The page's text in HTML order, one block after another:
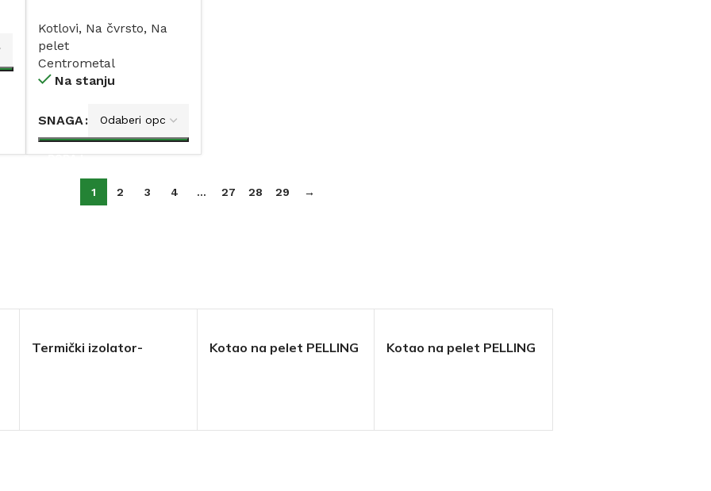
bojlerom 25 i 35kW
Kotlovi, Na čvrsto, Na
pelet
Centrometal
Na stanju
SNAGA
DODAJ
1 2 3 4 … 27 28 29 →
Termički izolator-
Kotao na pelet PELLING
Kotao na pelet PELLING